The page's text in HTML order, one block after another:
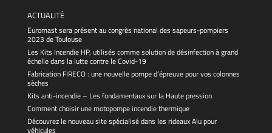
ACTUALITÉ
Euromast sera présent au congrès national des sapeurs-pompiers
2023 de Toulouse
Les Kits Incendie HP, utilisés comme solution de désinfection à grand
échelle dans la lutte contre le Covid-19
Fabrication FIRECO : une nouvelle pompe d’épreuve pour vos colonnes
sèches
Kits anti-incendie – Les fondamentaux sur la Haute pression
Comment choisir une motopompe incendie thermique
Découvrez le nouveau site spécialisé dans les rideaux Alu pour
véhicules